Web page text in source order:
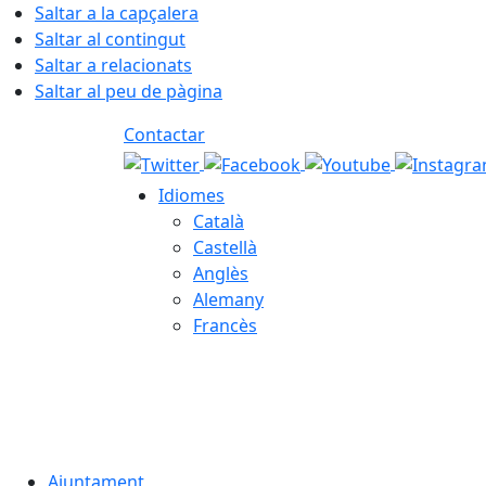
Saltar a la capçalera
Saltar al contingut
Saltar a relacionats
Saltar al peu de pàgina
Contactar
Idiomes
Català
Castellà
Anglès
Alemany
Francès